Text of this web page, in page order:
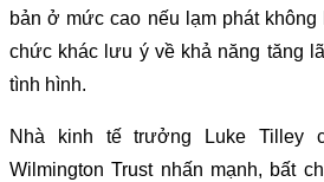
bản ở mức cao nếu lạm phát
chức khác lưu ý về khả năng tăng
tình hình.
Nhà kinh tế trưởng Luke Tilley
Wilmington Trust nhấn mạnh, bất